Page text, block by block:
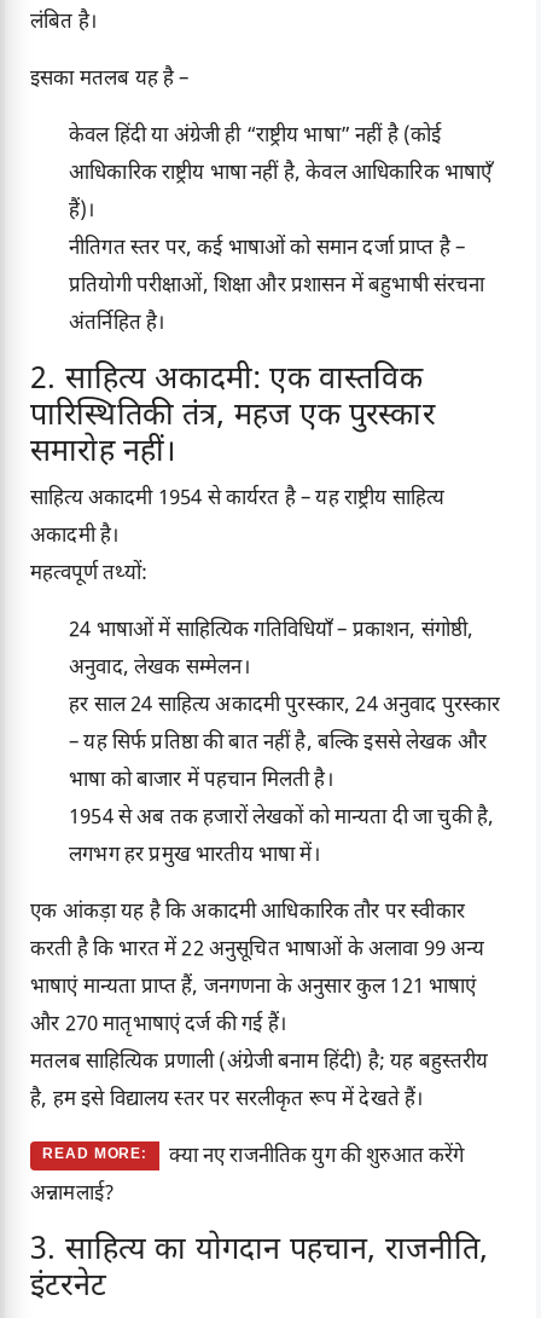
लंबित है।
इसका मतलब यह है –
केवल हिंदी या अंग्रेजी ही “राष्ट्रीय भाषा” नहीं है (कोई
आधिकारिक राष्ट्रीय भाषा नहीं है, केवल आधिकारिक भाषाएँ
हैं)।
नीतिगत स्तर पर, कई भाषाओं को समान दर्जा प्राप्त है –
प्रतियोगी परीक्षाओं, शिक्षा और प्रशासन में बहुभाषी संरचना
अंतर्निहित है।
2. साहित्य अकादमी: एक वास्तविक
पारिस्थितिकी तंत्र, महज एक पुरस्कार
समारोह नहीं।
साहित्य अकादमी 1954 से कार्यरत है – यह राष्ट्रीय साहित्य
अकादमी है।
महत्वपूर्ण तथ्यों:
24 भाषाओं में साहित्यिक गतिविधियाँ – प्रकाशन, संगोष्ठी,
अनुवाद, लेखक सम्मेलन।
हर साल 24 साहित्य अकादमी पुरस्कार, 24 अनुवाद पुरस्कार
– यह सिर्फ प्रतिष्ठा की बात नहीं है, बल्कि इससे लेखक और
भाषा को बाजार में पहचान मिलती है।
1954 से अब तक हजारों लेखकों को मान्यता दी जा चुकी है,
लगभग हर प्रमुख भारतीय भाषा में।
एक आंकड़ा यह है कि अकादमी आधिकारिक तौर पर स्वीकार
करती है कि भारत में 22 अनुसूचित भाषाओं के अलावा 99 अन्य
भाषाएं मान्यता प्राप्त हैं, जनगणना के अनुसार कुल 121 भाषाएं
और 270 मातृभाषाएं दर्ज की गई हैं।
मतलब साहित्यिक प्रणाली (अंग्रेजी बनाम हिंदी) है; यह बहुस्तरीय
है, हम इसे विद्यालय स्तर पर सरलीकृत रूप में देखते हैं।
READ MORE:
क्या नए राजनीतिक युग की शुरुआत करेंगे
अन्नामलाई?
3. साहित्य का योगदान पहचान, राजनीति,
इंटरनेट